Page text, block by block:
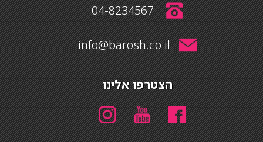
04-8234567
info@barosh.co.il
הצטרפו אלינו